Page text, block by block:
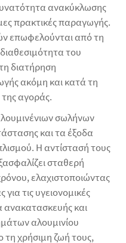
ανακύκλωσης
πρακτικές παραγωγής.
επωφελούνται από τη
του
διατήρηση
ακόμη και κατά τη
αγοράς.
σωλήνων
και τα έξοδα
Η αντίστασή τους
σταθερή
ελαχιστοποιώντας
για τις υγειονομικές
ανακατασκευής και
αλουμινίου
τη χρήσιμη ζωή τους,